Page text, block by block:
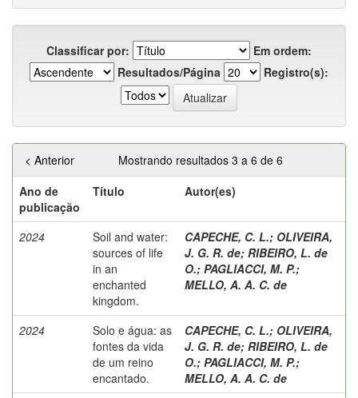
Classificar por:
Em ordem:
Resultados/Página
Registro(s):
Mostrando resultados 3 a 6 de 6
< Anterior
Ano de
publicação
Título Autor(es)
2024
Soil and water:
sources of life
in an
enchanted
kingdom.
CAPECHE, C. L.; OLIVEIRA,
J. G. R. de; RIBEIRO, L. de
O.; PAGLIACCI, M. P.;
MELLO, A. A. C. de
2024
Solo e água: as
fontes da vida
de um reino
encantado.
CAPECHE, C. L.; OLIVEIRA,
J. G. R. de; RIBEIRO, L. de
O.; PAGLIACCI, M. P.;
MELLO, A. A. C. de